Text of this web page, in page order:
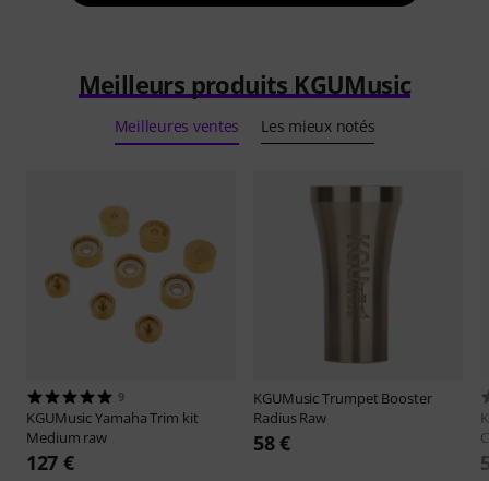
Meilleurs produits KGUMusic
Meilleures ventes Les mieux notés
9
KGUMusicYamaha Trim kit
Medium raw
127 €
KGUMusicTrumpet Booster
Radius Raw
58 €